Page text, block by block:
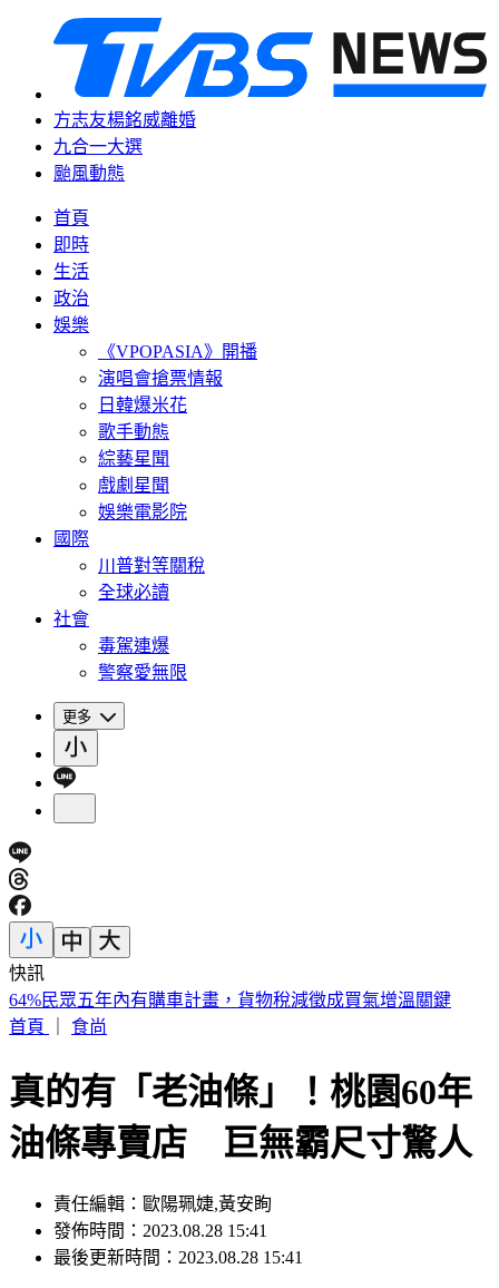
方志友楊銘威離婚
九合一大選
颱風動態
首頁
即時
生活
政治
娛樂
《VPOPASIA》開播
演唱會搶票情報
日韓爆米花
歌手動態
綜藝星聞
戲劇星聞
娛樂電影院
國際
川普對等關稅
全球必讀
社會
毒駕連爆
警察愛無限
更多
快訊
陳佩琪爆柯文哲曾接觸疫苗掮客 轟陳時中買太慢
首頁
食尚
真的有「老油條」！桃園60年
油條專賣店 巨無霸尺寸驚人
責任編輯：歐陽珮婕,黃安眴
發佈時間：2023.08.28 15:41
最後更新時間：2023.08.28 15:41